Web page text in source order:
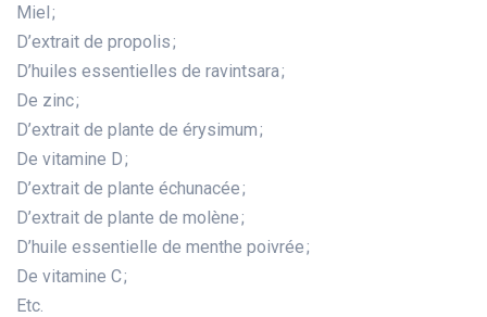
Miel ;
D’extrait de propolis ;
D’huiles essentielles de ravintsara ;
De zinc ;
D’extrait de plante de érysimum ;
De vitamine D ;
D’extrait de plante échunacée ;
D’extrait de plante de molène ;
D’huile essentielle de menthe poivrée ;
De vitamine C ;
Etc.